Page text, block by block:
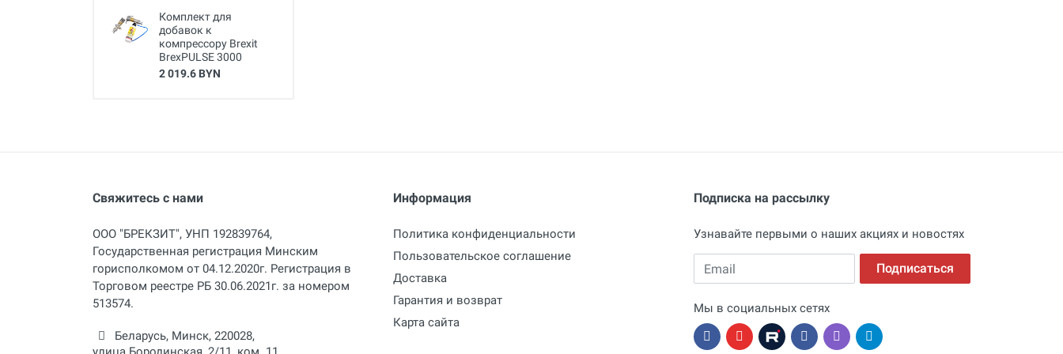
Комплект для
добавок к
компрессору Brexit
BrexPULSE 3000
2 019.6 BYN
Свяжитесь с нами
ООО "БРЕКЗИТ", УНП 192839764,
Государственная регистрация Минским
горисполкомом от 04.12.2020г. Регистрация в
Торговом реестре РБ 30.06.2021г. за номером
513574.
Беларусь, Минск, 220028,
Информация
Политика конфиденциальности
Пользовательское соглашение
Доставка
Гарантия и возврат
Карта сайта
Подписка на рассылку
Узнавайте первыми о наших акциях и новостях
Email Подписаться
Мы в социальных сетях